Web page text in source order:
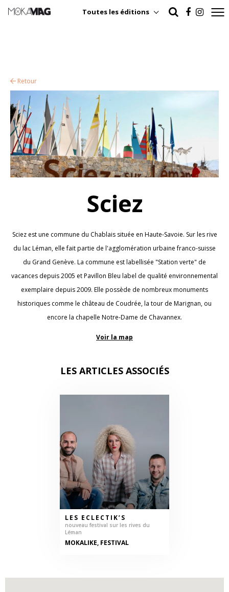
Toutes les éditions
Retour
Sciez
Sciez est une commune du Chablais située en Haute-Savoie. Sur les rive
du lac Léman, elle fait partie de l'agglomération urbaine franco-suisse
du Grand Genève. La commune est labellisée "Station verte" de
vacances depuis 2005 et Pavillon Bleu label de qualité environnemental
exemplaire depuis 2009. Elle possède de nombreux monuments
historiques comme le château de Coudrée, la tour de Marignan, ou
encore la chapelle Notre-Dame de Chavannex.
Voir la map
LES ARTICLES ASSOCIÉS
LES ECLECTIK’S
nouveau festival sur les rives du
Léman
MOKALIKE, FESTIVAL